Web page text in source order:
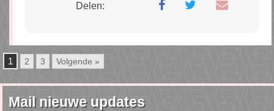
Delen:
1 2 3 Volgende »
Mail nieuwe updates